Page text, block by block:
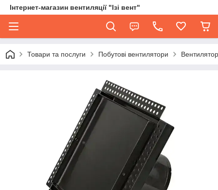
Інтернет-магазин вентиляції "Ізі вент"
Товари та послуги Побутові вентилятори